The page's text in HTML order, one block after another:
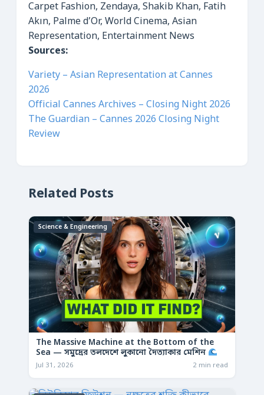
Carpet Fashion, Zendaya, Shakib Khan, Fatih
Akın, Palme d’Or, World Cinema, Asian
Representation, Entertainment News
Sources:
Variety – Asian Representation at Cannes
2026
Official Cannes Archives – Closing Night 2026
The Guardian – Cannes 2026 Closing Night
Review
Related Posts
Science & Engineering
The Massive Machine at the Bottom of the
Sea — সমুদ্রের তলদেশে লুকানো দৈত্যাকার মেশিন
Jul 31, 2026 2 min read